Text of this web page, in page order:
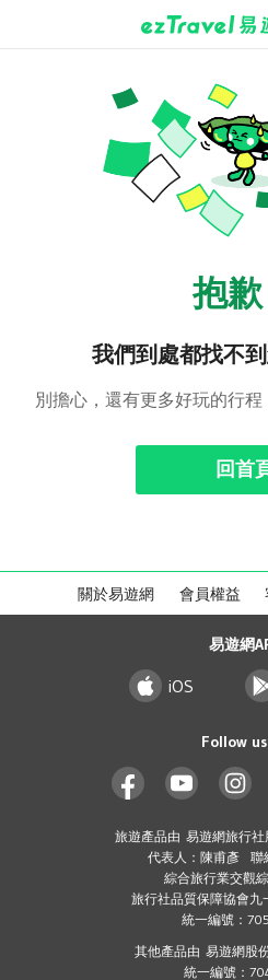
抱歉
我們到處都找不
別擔心，還有更多好玩的行程
回首
關於易遊網 會員權益
易遊網
iOS
Follow
旅遊產品由 易遊網旅行
代表人：陳甫彥 聯
綜合旅行業交觀
旅行社品質保障協會九
統一編號：
其他產品由 易遊網股
統一編號：